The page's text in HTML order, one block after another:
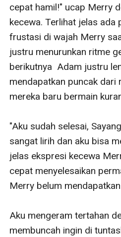
-
Apa pula yang Zaky lakukan
-
Simak kisah manis mereka di
-
Ah..., pokonya nikmat dah.....